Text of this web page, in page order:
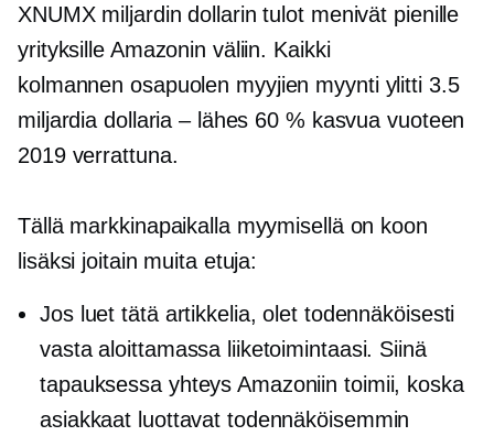
XNUMX miljardin dollarin tulot menivät pienille
yrityksille Amazonin väliin. Kaikki
kolmannen osapuolen myyjien myynti ylitti 3.5
miljardia dollaria – lähes 60 % kasvua vuoteen
2019 verrattuna.
Tällä markkinapaikalla myymisellä on koon
lisäksi joitain muita etuja:
Jos luet tätä artikkelia, olet todennäköisesti
vasta aloittamassa liiketoimintaasi. Siinä
tapauksessa yhteys Amazoniin toimii, koska
asiakkaat luottavat todennäköisemmin